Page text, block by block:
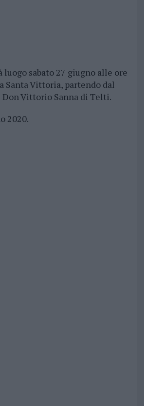
luogo sabato 27 giugno alle ore
Santa Vittoria, partendo dal
Vittorio Sanna di Telti.
2020.